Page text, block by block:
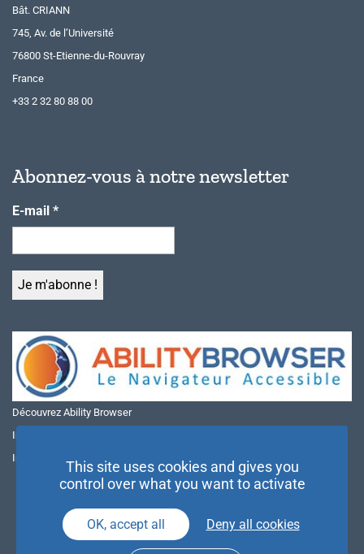
Bât. CRIANN
745, Av. de l’Université
76800 St-Etienne-du-Rouvray
France
+33 2 32 80 88 00
Abonnez-vous à notre newsletter
E-mail *
Découvrez Ability Browser
Installer Ability Browser sur Windows
Installer Ability Browser sur Mac
This site uses cookies and gives you
control over what you want to activate
OK, accept all Deny all cookies